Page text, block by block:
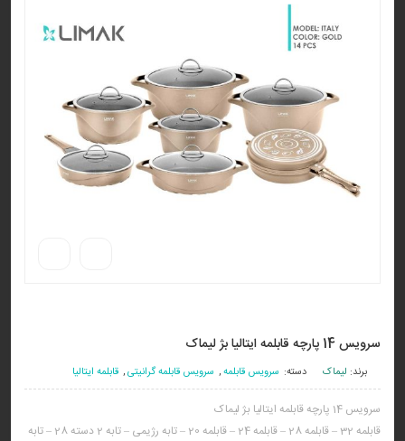
سرویس 14 پارچه قابلمه ایتالیا بژ لیماک
برند: لیماک دسته: سرویس قابلمه, سرویس قابلمه گرانیتی, قابلمه ایتالیا
سرویس 14 پارچه قابلمه ایتالیا بژ لیماک
قابلمه 32 – قابلمه 28 – قابلمه 24 – قابلمه 20 – تابه رژیمی – تابه 2 دسته 28 – تابه